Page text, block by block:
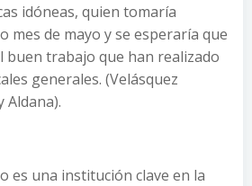
idóneas, quien tomaría
mes de mayo y se esperaría que
buen trabajo que han realizado
generales. (Velásquez
Aldana).
es una institución clave en la